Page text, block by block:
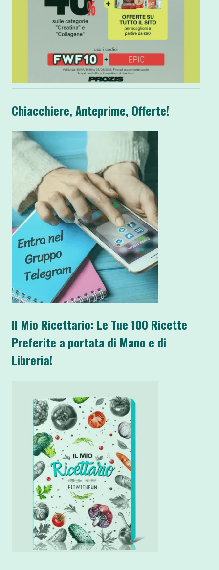
Chiacchiere, Anteprime, Offerte!
Il Mio Ricettario: Le Tue 100 Ricette
Preferite a portata di Mano e di
Libreria!